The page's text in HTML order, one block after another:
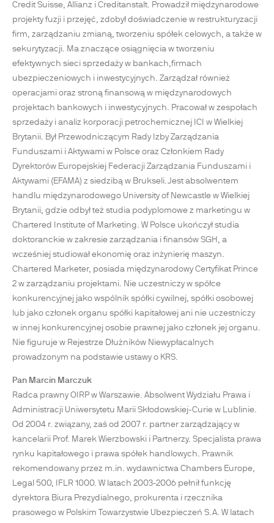
Credit Suisse, Allianz i Creditanstalt. Prowadził międzynarodowe
projekty fuzji i przejęć, zdobył doświadczenie w restrukturyzacji
firm, zarządzaniu zmianą, tworzeniu spółek celowych, a także w
sekurytyzacji. Ma znaczące osiągnięcia w tworzeniu
efektywnych sieci sprzedaży w bankach,firmach
ubezpieczeniowych i inwestycyjnych. Zarządzał również
operacjami oraz stroną finansową w międzynarodowych
projektach bankowych i inwestycyjnych. Pracował w zespołach
sprzedaży i analiz korporacji petrochemicznej ICI w Wielkiej
Brytanii. Był Przewodniczącym Rady Izby Zarządzania
Funduszami i Aktywami w Polsce oraz Członkiem Rady
Dyrektorów Europejskiej Federacji Zarządzania Funduszami i
Aktywami (EFAMA) z siedzibą w Brukseli.Jest absolwentem
handlu międzynarodowego University of Newcastle w Wielkiej
Brytanii, gdzie odbył też studia podyplomowe z marketingu w
Chartered Institute of Marketing. W Polsce ukończył studia
doktoranckie w zakresie zarządzania i finansów SGH, a
wcześniej studiował ekonomię oraz inżynierię maszyn.
Chartered Marketer, posiada międzynarodowy Certyfikat Prince
2 w zarządzaniu projektami. Nie uczestniczy w spółce
konkurencyjnej jako wspólnik spółki cywilnej, spółki osobowej
lub jako członek organu spółki kapitałowej ani nie uczestniczy
w innej konkurencyjnej osobie prawnej jako członek jej organu.
Nie figuruje w Rejestrze Dłużników Niewypłacalnych
prowadzonym na podstawie ustawy o KRS.
Pan Marcin Marczuk
Radca prawny OIRP w Warszawie. Absolwent Wydziału Prawa i
Administracji Uniwersytetu Marii Skłodowskiej-Curie w Lublinie.
Od 2004 r. związany, zaś od 2007 r. partner zarządzający w
kancelarii Prof. Marek Wierzbowski i Partnerzy. Specjalista prawa
rynku kapitałowego i prawa spółek handlowych. Prawnik
rekomendowany przez m.in. wydawnictwa Chambers Europe,
Legal 500, IFLR 1000. W latach 2003-2006 pełnił funkcję
dyrektora Biura Prezydialnego, prokurenta i rzecznika
prasowego w Polskim Towarzystwie Ubezpieczeń S.A. W latach